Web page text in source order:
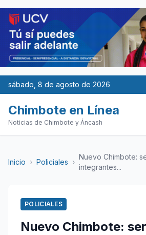
sábado, 8 de agosto de 2026
Chimbote en Línea
Noticias de Chimbote y Áncash
Inicio › Policiales ›
Nuevo Chimbote:
integrantes...
POLICIALES
Nuevo Chimbote: